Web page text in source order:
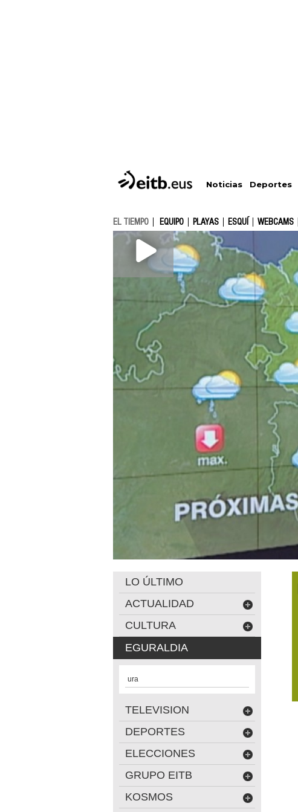
Noticias Deportes
EL TIEMPO EQUIPO PLAYAS ESQUÍ WEBCAMS
LO ÚLTIMO
ACTUALIDAD
CULTURA
EGURALDIA
ura
TELEVISION
DEPORTES
ELECCIONES
GRUPO EITB
KOSMOS